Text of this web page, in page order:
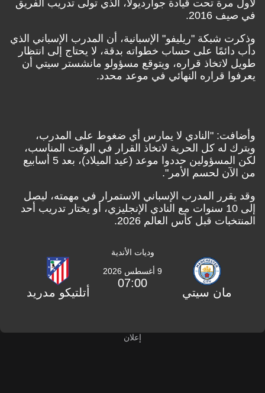
لأول مرة تحت قيادة جوارديولا، الذي تولى تدريب الفريق
في صيف 2016.
وذكرت شبكة "ريليفو" الإسبانية، أن المدرب الإسباني الذي
دأب دائمًا على حساب خطواته بدقة، لا يحتاج إلى انتظار
طويل لاتخاذ قراره، ويتوقع مسؤولو مانشستر سيتي أن
يعرفوا قراره النهائي في موعد محدد.
وأضافت: "النادي لا يمارس أي ضغوط على المدرب،
ويترك له كل الحرية لاتخاذ القرار في الوقت المناسب،
لكن المسؤولين حددوا موعد (عيد الميلاد)، بعد 5 أسابيع
من الآن لحسم الأمر".
وقد يقرر المدرب الإسباني الاستمرار في مهمته، ليصل
إلى 10 سنوات مع النادي الإنجليزي، أو يختار تدريب أحد
المنتخبات قبل كأس العالم 2026.
وديات الأندية
مان سيتي
9 أغسطس 2026
07:00
أتلتيكو مدريد
إعلان